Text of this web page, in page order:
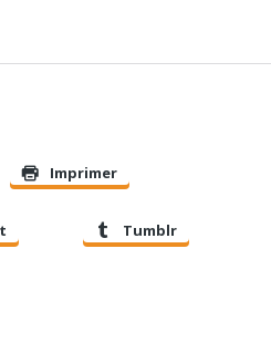
Imprimer
Tumblr